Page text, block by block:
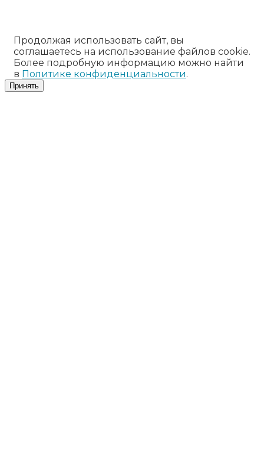
Продолжая использовать сайт, вы
соглашаетесь на использование файлов cookie.
Более подробную информацию можно найти
в Политике конфиденциальности.
Принять